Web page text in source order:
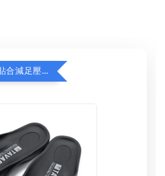
日本品牌拖，親膚貼合減足壓，超值加購75折！